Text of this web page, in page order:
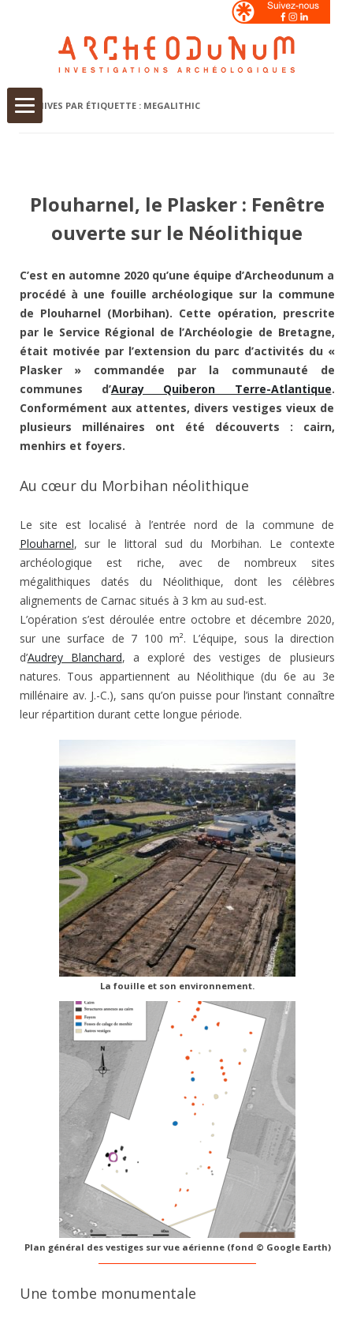
Aller
au
ARCHIVES PAR ÉTIQUETTE : MEGALITHIC
Plouharnel, le Plasker : Fenêtre
ouverte sur le Néolithique
C’est en automne 2020 qu’une équipe d’Archeodunum a
procédé à une fouille archéologique sur la commune
de Plouharnel (Morbihan). Cette opération, prescrite
par le Service Régional de l’Archéologie de Bretagne,
était motivée par l’extension du parc d’activités du «
Plasker » commandée par la communauté de
communes d’Auray Quiberon Terre-Atlantique.
Conformément aux attentes, divers vestiges vieux de
plusieurs millénaires ont été découverts : cairn,
menhirs et foyers.
Au cœur du Morbihan néolithique
Le site est localisé à l’entrée nord de la commune de
Plouharnel, sur le littoral sud du Morbihan. Le contexte
archéologique est riche, avec de nombreux sites
mégalithiques datés du Néolithique, dont les célèbres
alignements de Carnac situés à 3 km au sud-est.
L’opération s’est déroulée entre octobre et décembre 2020,
sur une surface de 7 100 m². L’équipe, sous la direction
d’Audrey Blanchard, a exploré des vestiges de plusieurs
natures. Tous appartiennent au Néolithique (du 6e au 3e
millénaire av. J.-C.), sans qu’on puisse pour l’instant connaître
leur répartition durant cette longue période.
La fouille et son environnement.
Plan général des vestiges sur vue aérienne (fond © Google Earth)
Une tombe monumentale